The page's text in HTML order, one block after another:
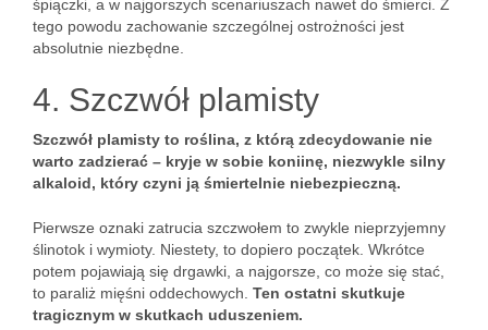
śpiączki, a w najgorszych scenariuszach nawet do śmierci. Z
tego powodu zachowanie szczególnej ostrożności jest
absolutnie niezbędne.
4. Szczwół plamisty
Szczwół plamisty to roślina, z którą zdecydowanie nie
warto zadzierać – kryje w sobie koniinę, niezwykle silny
alkaloid, który czyni ją śmiertelnie niebezpieczną.
Pierwsze oznaki zatrucia szczwołem to zwykle nieprzyjemny
ślinotok i wymioty. Niestety, to dopiero początek. Wkrótce
potem pojawiają się drgawki, a najgorsze, co może się stać,
to paraliż mięśni oddechowych. Ten ostatni skutkuje
tragicznym w skutkach uduszeniem.